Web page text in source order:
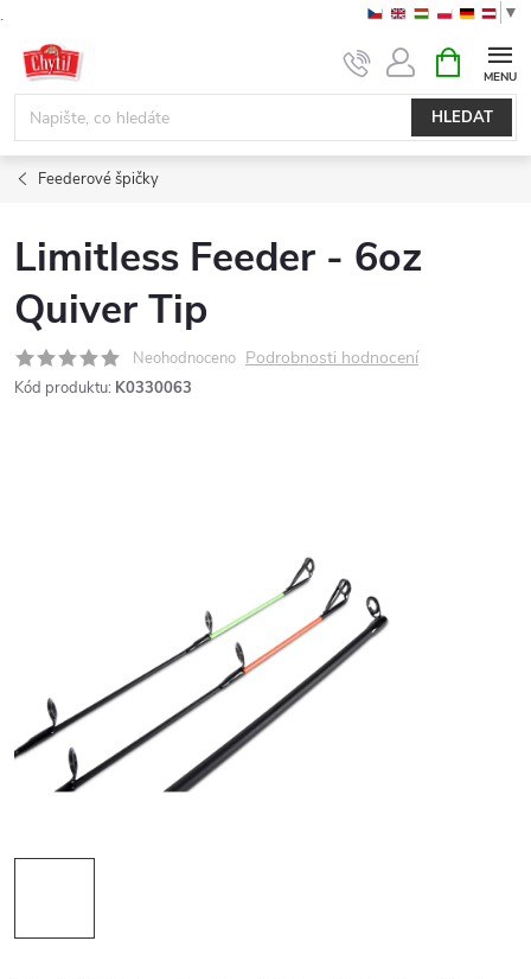
.
obsah
▼
HLEDAT
NÁKUPNÍ
KOŠÍK
Feederové špičky
Limitless Feeder - 6oz
Quiver Tip
Neohodnoceno Podrobnosti hodnocení
Kód produktu: K0330063